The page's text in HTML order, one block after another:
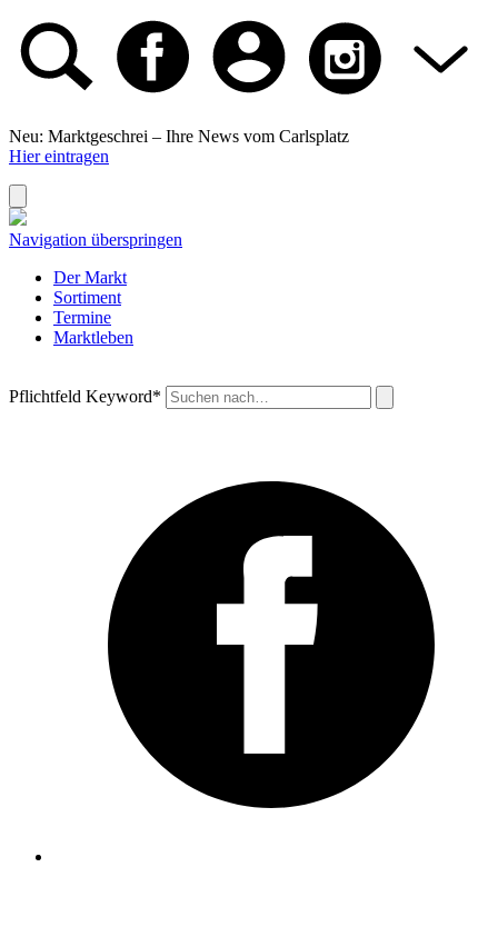
Neu: Marktgeschrei – Ihre News vom Carlsplatz
Hier eintragen
Navigation überspringen
Der Markt
Sortiment
Termine
Marktleben
Pflichtfeld Keyword*